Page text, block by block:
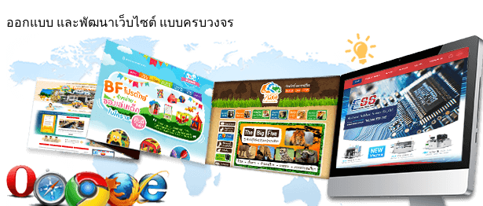
ออกแบบ และพัฒนาเว็บไซต์ แบบครบวงจร